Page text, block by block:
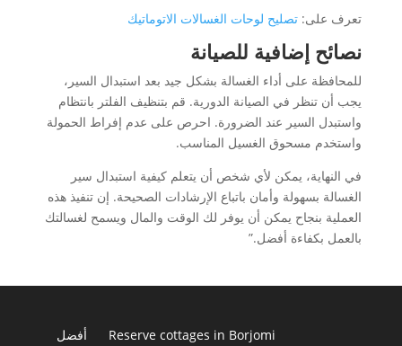
تعرف على: تصليح لوحات الغسالات الاتوماتيك
نصائح إضافية للصيانة
للمحافظة على أداء الغسالة بشكل جيد بعد استبدال السير،
يجب أن تنظر في الصيانة الدورية. قم بتنظيف الفلتر بانتظام
واستبدل السير عند الضرورة. احرص على عدم إفراط الحمولة
واستخدم مسحوق الغسيل المناسب.
في النهاية، يمكن لأي شخص أن يتعلم كيفية استبدال سير
الغسالة بسهولة وأمان باتباع الإرشادات الصحيحة. إن تنفيذ هذه
العملية بنجاح يمكن أن يوفر لك الوقت والمال ويسمح لغسالتك
بالعمل بكفاءة أفضل.”
Reserve cottages in Borjomi
أفضل